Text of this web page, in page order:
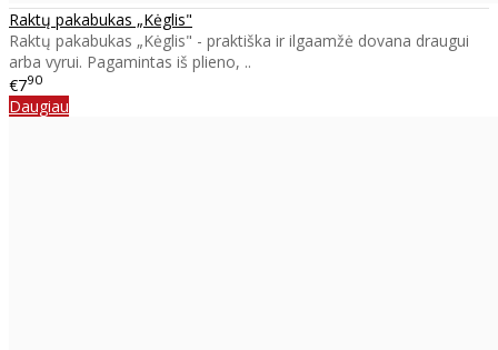
Raktų pakabukas „Kėglis"
Raktų pakabukas „Kėglis" - praktiška ir ilgaamžė dovana draugui
arba vyrui. Pagamintas iš plieno, ..
€790
Daugiau